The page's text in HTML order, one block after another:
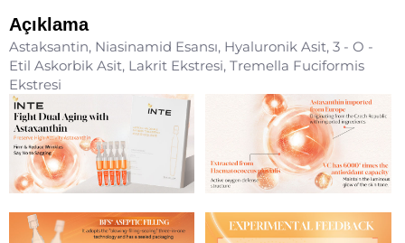
Açıklama
Astaksantin, Niasinamid Esansı, Hyaluronik Asit, 3 - O -
Etil Askorbik Asit, Lakrit Ekstresi, Tremella Fuciformis
Ekstresi